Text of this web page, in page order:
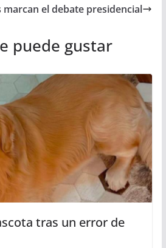
marcan el debate presidencial
puede gustar
tras un error de